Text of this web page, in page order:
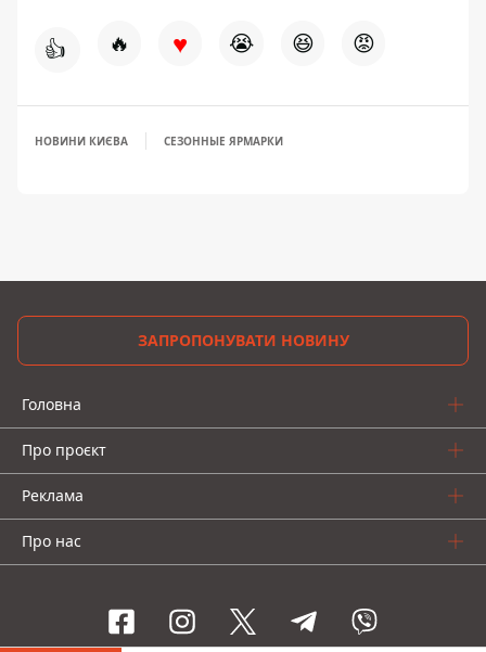
👍 🔥 ♥ 😭 😆 😡
НОВИНИ КИЄВА СЕЗОННЫЕ ЯРМАРКИ
ЗАПРОПОНУВАТИ НОВИНУ
Головна
Про проєкт
Реклама
Про нас